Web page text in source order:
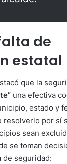
de
estatal
que la
una efectiva
estado y
resolverlo por sí
sean
se toman
de seguridad: